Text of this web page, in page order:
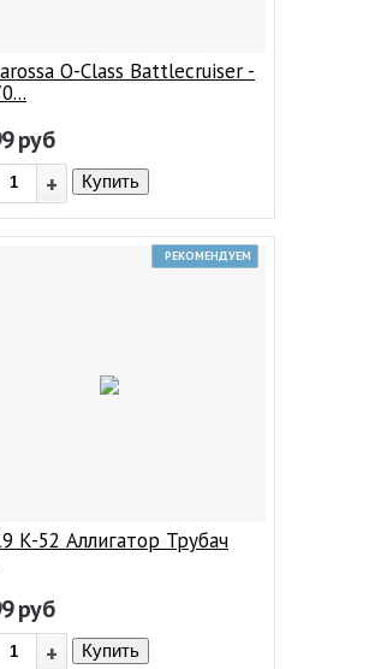
O-Class Battlecruiser -
руб
+ Купить
K-52 Аллигатор Трубач
руб
+ Купить
РЕКОМЕНДУЕМ